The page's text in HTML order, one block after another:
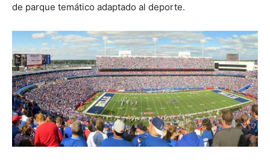
de parque temático adaptado al deporte.